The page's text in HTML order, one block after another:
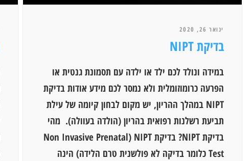
ינואר 26, 2020
בדיקת NIPT
במידה ונולד לכם ילד או ילדה עם תסמונת גנטית או
הפרעה כרומוזומלית ולא נמסר לכם מידע אודות בדיקת
NIPT במהלך ההריון, יש מקום לבחון קיומה של עילת
תביעת רשלנות רפואית בהריון (הולדה בעוולה). מהי
בדיקת NIPT? בדיקת NIPT (Non Invasive Prenatal
Test כלומר בדיקה לא פולשנית טרם הלידה) הינה